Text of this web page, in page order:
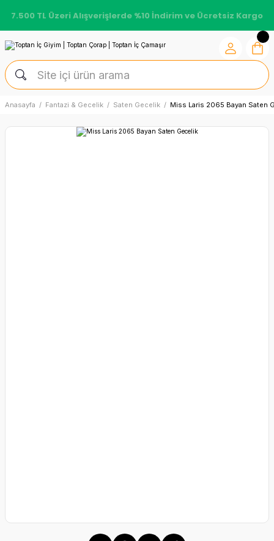
7.500 TL Üzeri Alışverişlerde %10 İndirim ve Ücretsiz Kargo
Anasayfa Fantazi & Gecelik Saten Gecelik Miss Laris 2065 Bayan Saten